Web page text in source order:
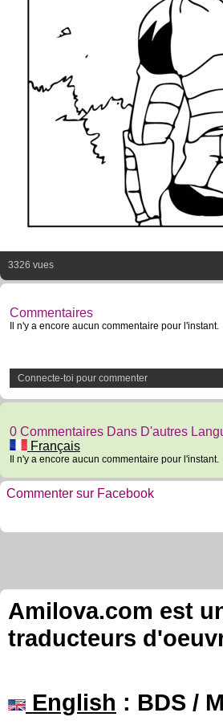
3326 vues
Commentaires
Il n'y a encore aucun commentaire pour l'instant.
Connecte-toi pour commenter
0 Commentaires Dans D'autres
Français
Il n'y a encore aucun commentaire pour l'instant.
Commenter sur Facebook
Amilova.com est
traducteurs
English : BDS /